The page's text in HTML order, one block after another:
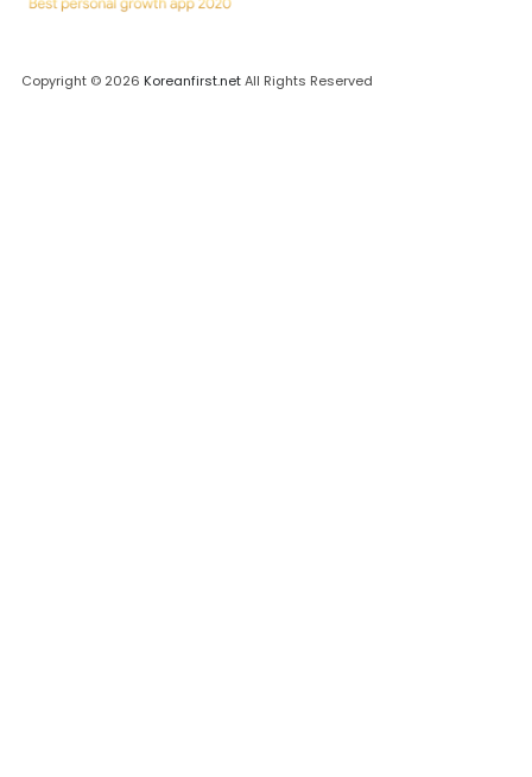
Copyright © 2026 Koreanfirst.netAll Rights Reserved